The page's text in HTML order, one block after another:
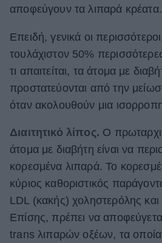
αποφεύγουν τα λιπαρά κρέατα.
Επειδή, γενικά οι
τουλάχιστον 50%
τι απαιτείται, τα άτομα με
προστατεύονται από την
όταν ακολουθούν μια
Διαιτητικό λίπος. Ο
άτομα με διαβήτη είναι να
κορεσμένα λιπαρά. Το
κύριος καθοριστικός
LDL (κακής) χοληστερόλης και
Επίσης, πρέπει να
trans λιπαρών οξέων, τα